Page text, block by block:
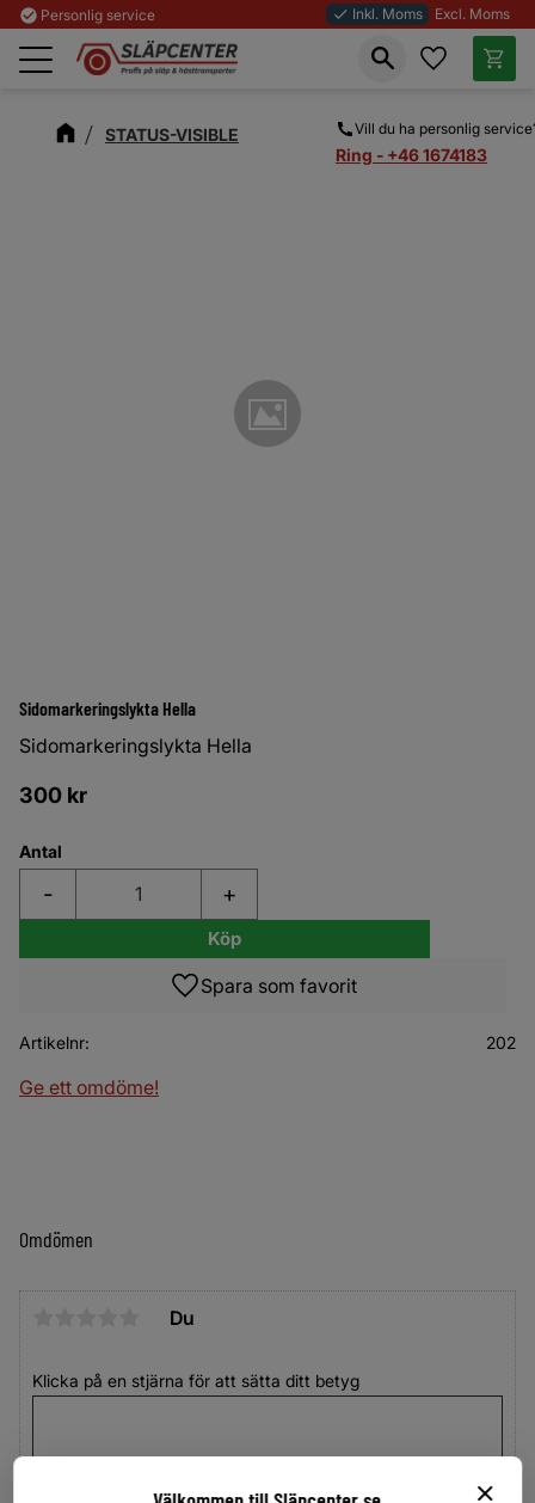
Meny
check_circle Personlig service done Inkl. Moms Excl. Moms
Vill du ha personlig
Ring - +46 1674183
Favoriter
STATUS-VISIBLE
Sidomarkeringslykta Hella
Sidomarkeringslykta Hella
300 kr
Antal
+
-
Köp
Lägg till i favoriter
Artikelnr 202
Ge ett omdöme!
Omdömen
Du
Klicka på en stjärna för att sätta ditt betyg